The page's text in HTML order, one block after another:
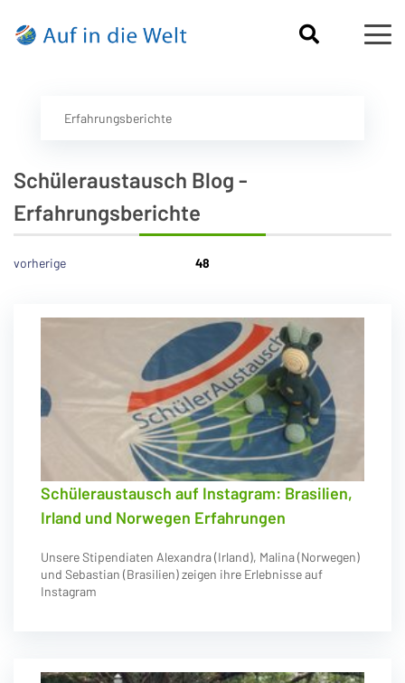
Erfahrungsberichte
Schüleraustausch Blog -
Erfahrungsberichte
vorherige 48
Schüleraustausch auf Instagram: Brasilien,
Irland und Norwegen Erfahrungen
Unsere Stipendiaten Alexandra (Irland), Malina (Norwegen)
und Sebastian (Brasilien) zeigen ihre Erlebnisse auf
Instagram